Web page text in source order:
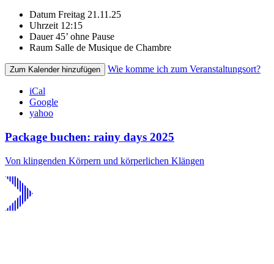
Datum Freitag 21.11.25
Uhrzeit 12:15
Dauer 45’ ohne Pause
Raum Salle de Musique de Chambre
Zum Kalender hinzufügen Wie komme ich zum Veranstaltungsort?
iCal
Google
yahoo
Package buchen: rainy days 2025
Von klingenden Körpern und körperlichen Klängen